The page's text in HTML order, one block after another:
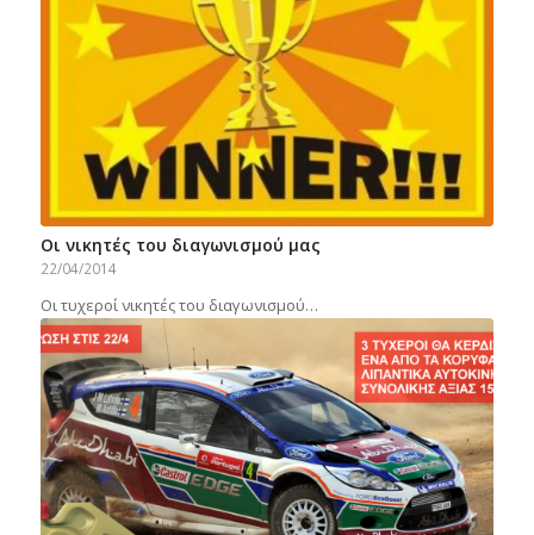
Οι νικητές του διαγωνισμού μας
22/04/2014
Οι τυχεροί νικητές του διαγωνισμού…